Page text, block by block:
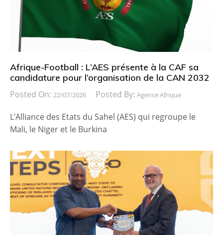
Afrique-Football : L’AES présente à la CAF sa
candidature pour l’organisation de la CAN 2032
Posted On: 22/07/2026 Posted By: Agence Afrique
L’Alliance des Etats du Sahel (AES) qui regroupe le
Mali, le Niger et le Burkina